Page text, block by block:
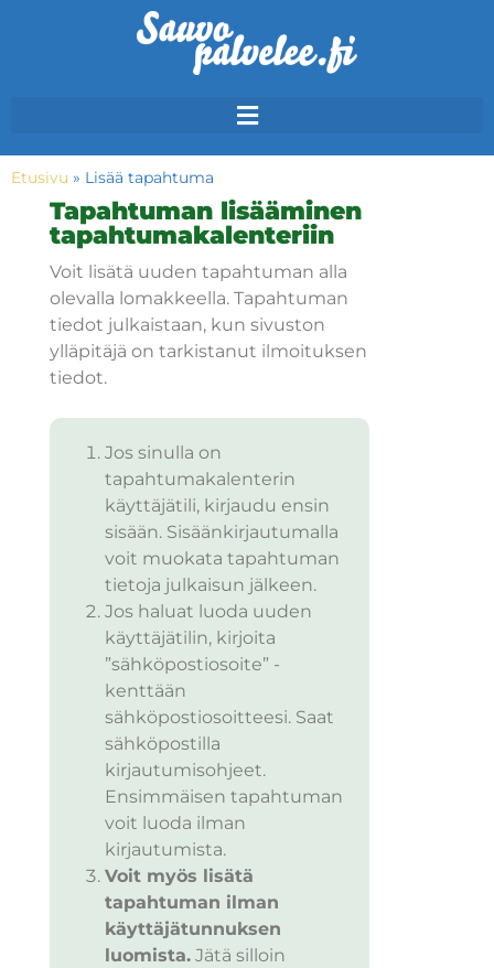
Etusivu » Lisää tapahtuma
Tapahtuman lisääminen
tapahtumakalenteriin
Voit lisätä uuden tapahtuman alla
olevalla lomakkeella. Tapahtuman
tiedot julkaistaan, kun sivuston
ylläpitäjä on tarkistanut ilmoituksen
tiedot.
Jos sinulla on
tapahtumakalenterin
käyttäjätili, kirjaudu ensin
sisään. Sisäänkirjautumalla
voit muokata tapahtuman
tietoja julkaisun jälkeen.
Jos haluat luoda uuden
käyttäjätilin, kirjoita
”sähköpostiosoite” -
kenttään
sähköpostiosoitteesi. Saat
sähköpostilla
kirjautumisohjeet.
Ensimmäisen tapahtuman
voit luoda ilman
kirjautumista.
Voit myös lisätä
tapahtuman ilman
käyttäjätunnuksen
luomista.Jätä silloin